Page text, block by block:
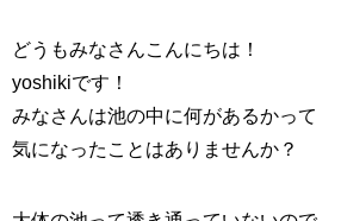
どうもみなさんこんにちは！
yoshikiです！
みなさんは池の中に何があるかって
気になったことはありませんか？